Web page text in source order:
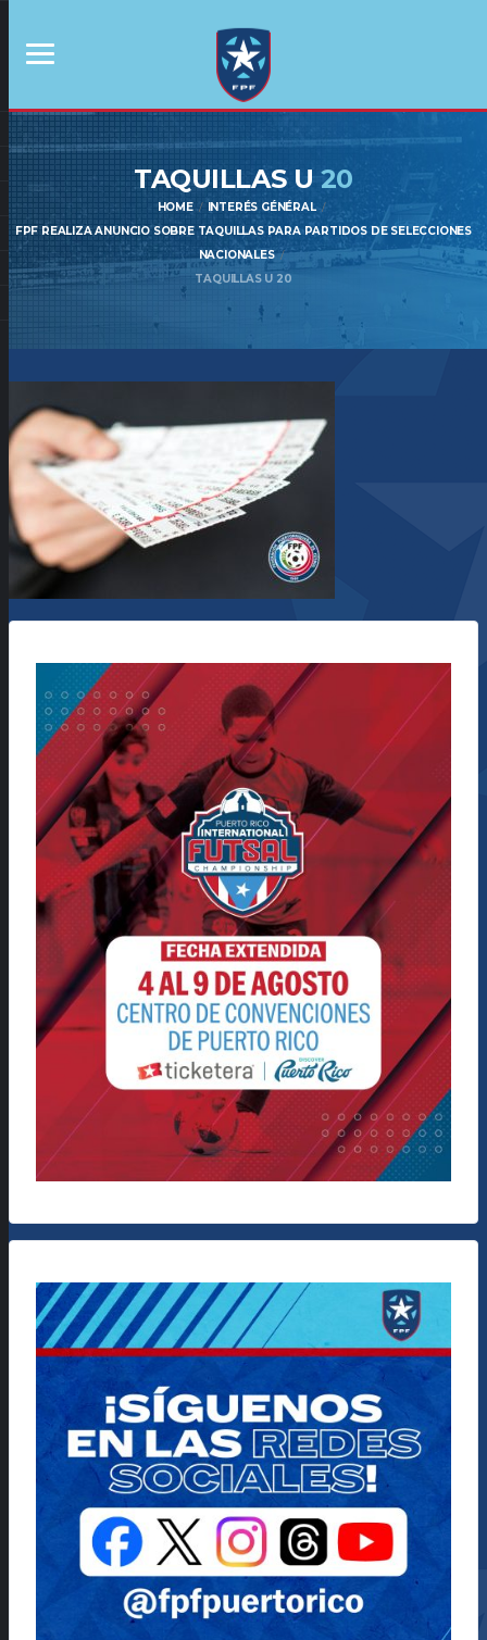
TAQUILLAS U 20
HOME
INTERÉS GÉNÉRAL
FPF REALIZA ANUNCIO SOBRE TAQUILLAS PARA PARTIDOS DE SELECCIONES
NACIONALES
TAQUILLAS U 20